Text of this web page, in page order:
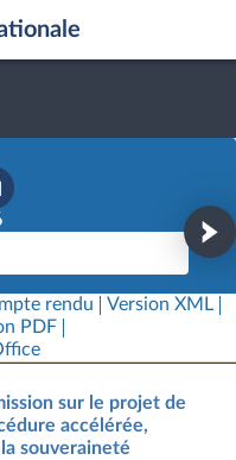
rendu
Version XML
PDF
sur le projet de
accélérée,
souveraineté